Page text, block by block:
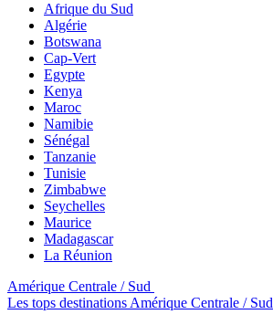
Afrique du Sud
Algérie
Botswana
Cap-Vert
Egypte
Kenya
Maroc
Namibie
Sénégal
Tanzanie
Tunisie
Zimbabwe
Seychelles
Maurice
Madagascar
La Réunion
Amérique Centrale / Sud
Les tops destinations Amérique Centrale / Sud